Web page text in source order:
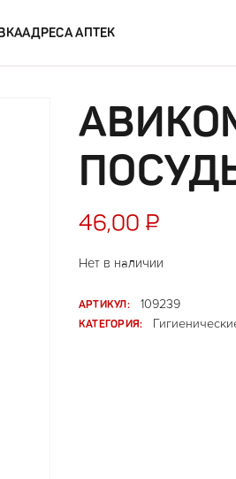
АДРЕСА АПТЕК
46,00 ₽
Нет в наличии
АРТИКУЛ:
109239
КАТЕГОРИЯ: